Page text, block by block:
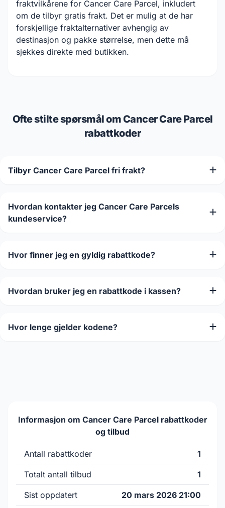
fraktvilkårene for Cancer Care Parcel, inkludert
om de tilbyr gratis frakt. Det er mulig at de har
forskjellige fraktalternativer avhengig av
destinasjon og pakke størrelse, men dette må
sjekkes direkte med butikken.
Ofte stilte spørsmål om Cancer Care Parcel
rabattkoder
Tilbyr Cancer Care Parcel fri frakt?
Hvordan kontakter jeg Cancer Care Parcels
kundeservice?
Hvor finner jeg en gyldig rabattkode?
Hvordan bruker jeg en rabattkode i kassen?
Hvor lenge gjelder kodene?
Informasjon om Cancer Care Parcel rabattkoder
og tilbud
Antall rabattkoder 1
Totalt antall tilbud 1
Sist oppdatert 20 mars 2026 21:00